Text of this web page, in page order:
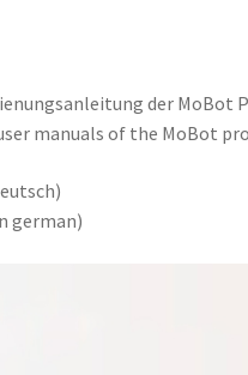
der MoBot
manuals of the MoBot
german)